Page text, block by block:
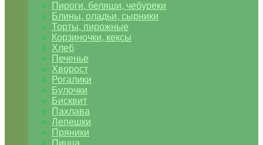
Пироги, беляши, чебуреки
Блины, оладьи, сырники
Торты, пирожные
Корзиночки, кексы
Хлеб
Печенье
Хворост
Рогалики
Булочки
Бисквит
Пахлава
Лепешки
Пряники
Пицца